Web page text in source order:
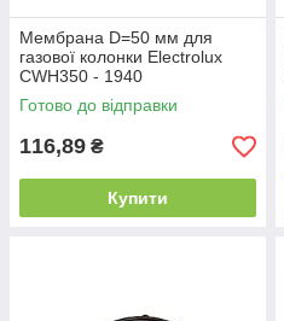
Мембрана D=50 мм для
газової колонки Electrolux
CWH350 - 1940
Готово до відправки
116,89 ₴
Купити